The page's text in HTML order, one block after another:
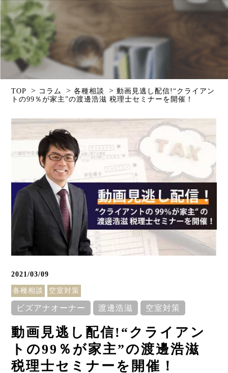
TOP > コラム >各種相談 >動画見逃し配信!“クライアン
トの99％が家主”の渡邊浩滋 税理士セミナーを開催！
2021/03/09
各種相談 空室対策
ビズアナオーナー 渡邊浩滋 空室対策
動画見逃し配信!“クライアン
トの99％が家主”の渡邊浩滋
税理士セミナーを開催！